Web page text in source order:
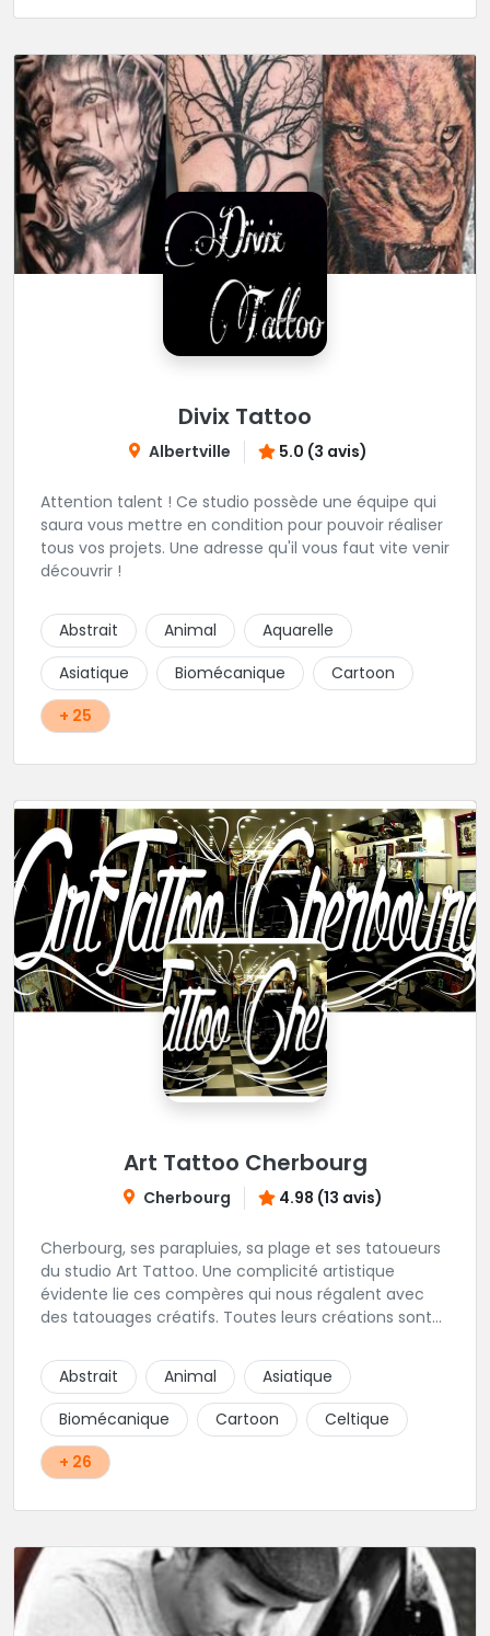
Divix Tattoo
Albertville 5.0 (3 avis)
Attention talent ! Ce studio possède une équipe qui
saura vous mettre en condition pour pouvoir réaliser
tous vos projets. Une adresse qu'il vous faut vite venir
découvrir !
Abstrait Animal
Aquarelle
Asiatique
Biomécanique
Cartoon
+ 25
Art Tattoo Cherbourg
Cherbourg 4.98 (13 avis)
Cherbourg, ses parapluies, sa plage et ses tatoueurs
du studio Art Tattoo. Une complicité artistique
évidente lie ces compères qui nous régalent avec
des tatouages créatifs. Toutes leurs créations sont
d'hygiène les plus strictes. Du new-school, du old
school, fantasy ou encore réaliste, Niko, Anthony,
Cody et les nombreux Guest seront adapter vos
idées en tatouages uniques et créatifs.
Abstrait Animal
Asiatique
Biomécanique
Cartoon
Celtique
+ 26